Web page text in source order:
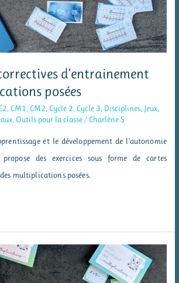
d’entrainement
posées
CM1 CM2 Cycle 2 Cycle 3 Disciplines Jeux
Outils pour la classe / Charlène S
et le développement de l’autonomie
des exercices sous forme de cartes
multiplications posées.